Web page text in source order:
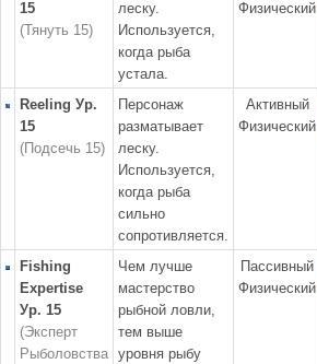
15
(Тянуть 15)
леску.
Используется,
когда рыба
устала.
Физический
Reeling Ур.
15
(Подсечь 15)
Персонаж
разматывает
леску.
Используется,
когда рыба
сильно
сопротивляется.
Активный
Физический
Fishing
Expertise
Ур. 15
(Эксперт
Рыболовства
Чем лучше
мастерство
рыбной ловли,
тем выше
уровня рыбу
Пассивный
Физический